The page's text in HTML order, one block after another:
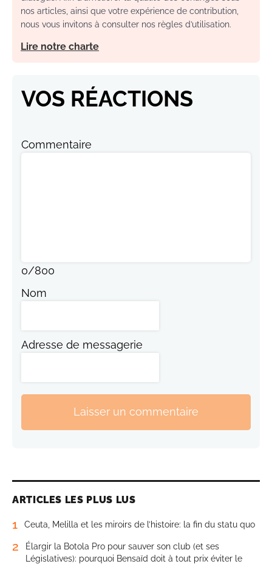
nos articles, ainsi que votre expérience de contribution,
nous vous invitons à consulter nos règles d’utilisation.
Lire notre charte
VOS RÉACTIONS
Commentaire
0/800
Nom
Adresse de messagerie
Laisser un commentaire
ARTICLES LES PLUS LUS
1 Ceuta, Melilla et les miroirs de l’histoire: la fin du statu quo
2
Élargir la Botola Pro pour sauver son club (et ses
Législatives): pourquoi Bensaïd doit à tout prix éviter le